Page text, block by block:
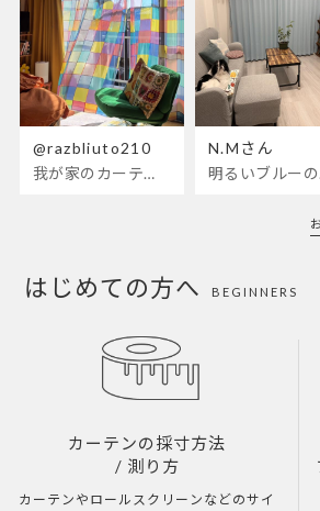
@razbliuto210
我が家のカーテンが新しくなりました
N.Mさん
明るいブルー
はじめての方へ BEGINNERS
カーテンの採寸方法
/ 測り方
カーテンやロールスクリーンなどのサイ